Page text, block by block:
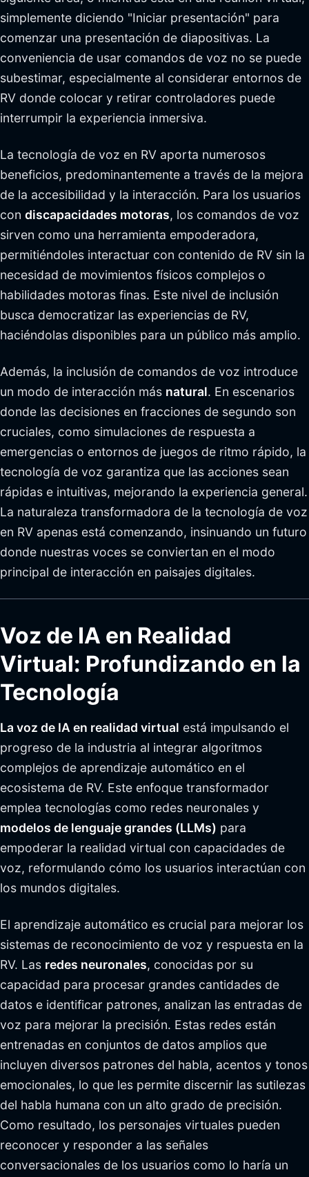
simplemente diciendo "Iniciar presentación" para
comenzar una presentación de diapositivas. La
conveniencia de usar comandos de voz no se puede
subestimar, especialmente al considerar entornos de
RV donde colocar y retirar controladores puede
interrumpir la experiencia inmersiva.
La tecnología de voz en RV aporta numerosos
beneficios, predominantemente a través de la mejora
de la accesibilidad y la interacción. Para los usuarios
con discapacidades motoras, los comandos de voz
sirven como una herramienta empoderadora,
permitiéndoles interactuar con contenido de RV sin la
necesidad de movimientos físicos complejos o
habilidades motoras finas. Este nivel de inclusión
busca democratizar las experiencias de RV,
haciéndolas disponibles para un público más amplio.
Además, la inclusión de comandos de voz introduce
un modo de interacción más natural. En escenarios
donde las decisiones en fracciones de segundo son
cruciales, como simulaciones de respuesta a
emergencias o entornos de juegos de ritmo rápido, la
tecnología de voz garantiza que las acciones sean
rápidas e intuitivas, mejorando la experiencia general.
La naturaleza transformadora de la tecnología de voz
en RV apenas está comenzando, insinuando un futuro
donde nuestras voces se conviertan en el modo
principal de interacción en paisajes digitales.
Voz de IA en Realidad
Virtual: Profundizando en la
Tecnología
La voz de IA en realidad virtual está impulsando el
progreso de la industria al integrar algoritmos
complejos de aprendizaje automático en el
ecosistema de RV. Este enfoque transformador
emplea tecnologías como redes neuronales y
modelos de lenguaje grandes (LLMs) para
empoderar la realidad virtual con capacidades de
voz, reformulando cómo los usuarios interactúan con
los mundos digitales.
El aprendizaje automático es crucial para mejorar los
sistemas de reconocimiento de voz y respuesta en la
RV. Las redes neuronales, conocidas por su
capacidad para procesar grandes cantidades de
datos e identificar patrones, analizan las entradas de
voz para mejorar la precisión. Estas redes están
entrenadas en conjuntos de datos amplios que
incluyen diversos patrones del habla, acentos y tonos
emocionales, lo que les permite discernir las sutilezas
del habla humana con un alto grado de precisión.
Como resultado, los personajes virtuales pueden
reconocer y responder a las señales
conversacionales de los usuarios como lo haría un